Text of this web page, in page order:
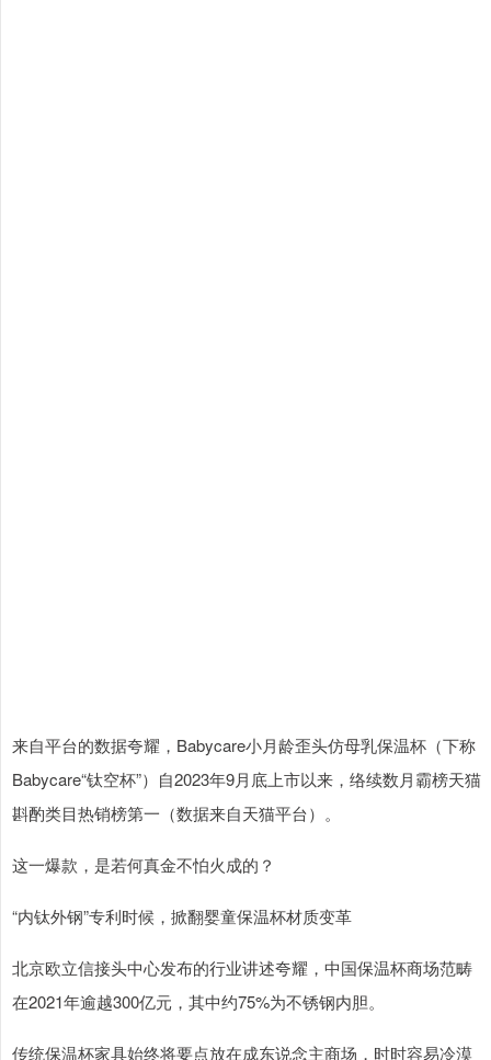
来自平台的数据夸耀，Babycare小月龄歪头仿母乳保温杯（下称
Babycare“钛空杯”）自2023年9月底上市以来，络续数月霸榜天猫
斟酌类目热销榜第一（数据来自天猫平台）。
这一爆款，是若何真金不怕火成的？
“内钛外钢”专利时候，掀翻婴童保温杯材质变革
北京欧立信接头中心发布的行业讲述夸耀，中国保温杯商场范畴
在2021年逾越300亿元，其中约75%为不锈钢内胆。
传统保温杯家具始终将要点放在成东说念主商场，时时容易冷漠